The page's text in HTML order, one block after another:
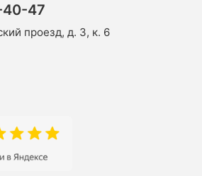
47
проезд, д. 3, к. 6